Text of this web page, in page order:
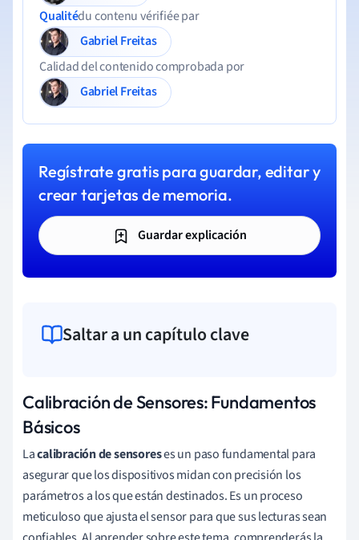
Qualitédu contenu vérifiée par
Gabriel Freitas
Calidad del contenido comprobada por
Gabriel Freitas
Regístrate gratis para guardar, editar y
crear tarjetas de memoria.
Guardar explicación
Saltar a un capítulo clave
Calibración de Sensores: Fundamentos
Básicos
Lacalibración de sensoreses un paso fundamental para
asegurar que los dispositivos midan con precisión los
parámetros a los que están destinados. Es un proceso
meticuloso que ajusta el sensor para que sus lecturas sean